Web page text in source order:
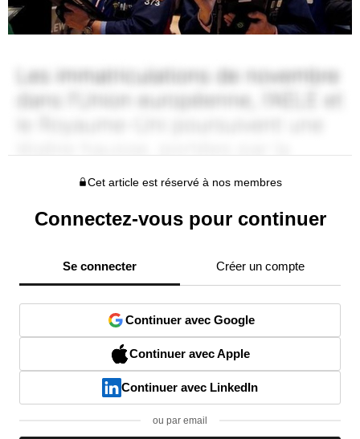
Cet article est réservé à nos membres
Connectez-vous pour continuer
Se connecter Créer un compte
Continuer avec Google
Continuer avec Apple
Continuer avec LinkedIn
ou par email